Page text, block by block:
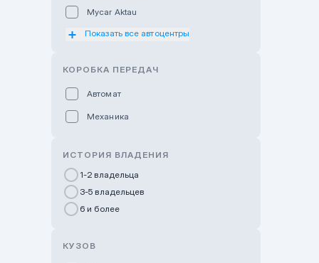
Mycar Aktau
Mycar Uralsk
GWM Nurly Zhol
Chery Astana
Показать все автоцентры
КОРОБКА ПЕРЕДАЧ
Автомат
Механика
ИСТОРИЯ ВЛАДЕНИЯ
1-2 владельца
3-5 владельцев
6 и более
КУЗОВ